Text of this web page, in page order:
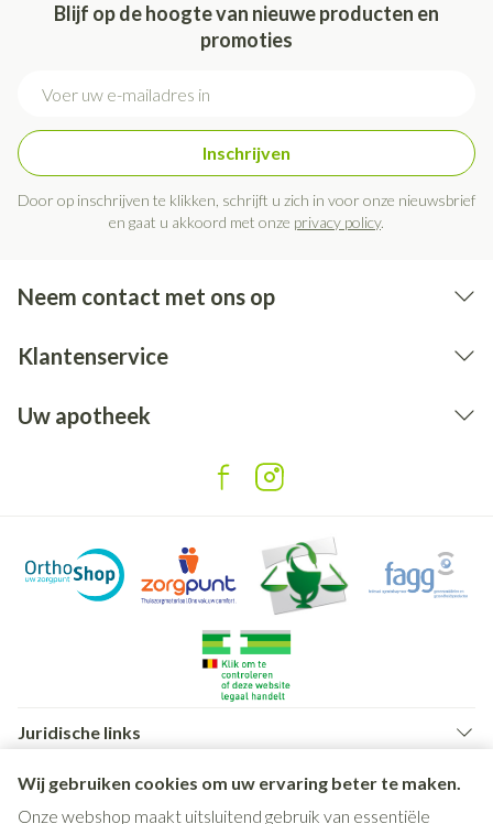
Wij gebruiken cookies om uw ervaring beter te maken.
Onze webshop maakt uitsluitend gebruik van essentiële
Blijf op de hoogte van nieuwe producten en
promoties
Inschrijven
Door op inschrijven te klikken, schrijft u zich in voor onze nieuwsbrief
en gaat u akkoord met onze privacy policy.
Neem contact met ons op
Klantenservice
Uw apotheek
Juridische links